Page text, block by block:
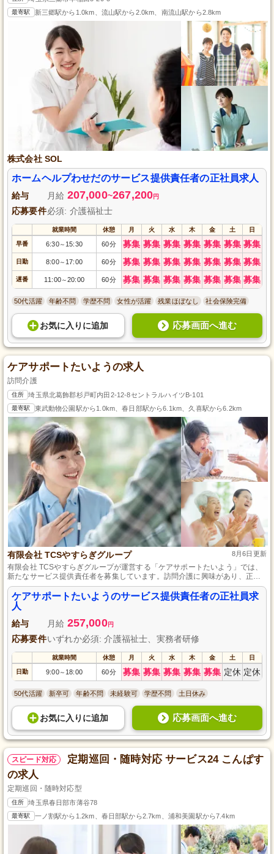
最寄駅 新三郷駅から1.0km、流山駅から2.0km、南流山駅から2.8km
株式会社 SOL
ホームヘルプわせだのサービス提供責任者の正社員求人
給与 月給 207,000~267,200円
応募要件必須: 介護福祉士
就業時間 休憩 月 火 水 木 金 土 日
早番 6:30～ 15:30 60分 募集 募集 募集 募集 募集 募集 募集
日勤 8:00～ 17:00 60分 募集 募集 募集 募集 募集 募集 募集
遅番 11:00～20:00 60分 募集 募集 募集 募集 募集 募集 募集
50代活躍 年齢不問 学歴不問 女性が活躍 残業ほぼなし 社会保険完備
お気に入り に追加 応募画面へ進む
ケアサポートたいようの求人
訪問介護
住所 埼玉県北葛飾郡杉戸町内田2-12-8セントラルハイツB-101
最寄駅 東武動物公園駅から1.0km、春日部駅から6.1km、久喜駅から6.2km
有限会社 TCSやすらぎグループ 8月6日更新
有限会社 TCSやすらぎグループが運営する「ケアサポートたいよう」では、
新たなサービス提供責任者を募集しています。訪問介護に興味があり、正社
員として長く働きたい方に最適な環境です。資格や経験は問いませんので、
未経験でもチャレンジ可能です。チームと共に温かいケアを提供し、一緒に
成長していきましょう。興味のある方はぜひご応募ください。
ケアサポートたいようのサービス提供責任者の正社員求
人
給与 月給 257,000円
応募要件いずれか必須: 介護福祉士、実務者研修
就業時間 休憩 月 火 水 木 金 土 日
日勤 9:00～ 18:00 60分 募集 募集 募集 募集 募集 定休 定休
50代活躍 新卒可 年齢不問 未経験可 学歴不問 土日休み
お気に入り に追加 応募画面へ進む
スピード対応
定期巡回・随時対応 サービス24 こんぱす
の求人
定期巡回・随時対応型
住所 埼玉県春日部市薄谷78
最寄駅 一ノ割駅から1.2km、春日部駅から2.7km、浦和美園駅から7.4km